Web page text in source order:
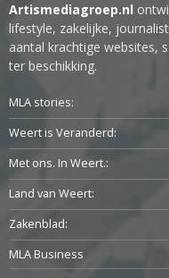
Artismediagroep.nl
lifestyle, zakelijke,
aantal krachtige websites,
ter beschikking.
MLA stories:
Weert is Veranderd:
Met ons. In Weert.:
Land van Weert:
Zakenblad:
MLA Business